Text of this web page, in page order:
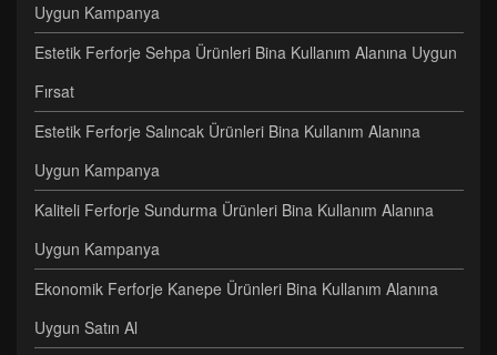
Uygun Kampanya
Estetik Ferforje Sehpa Ürünleri Bina Kullanım Alanına Uygun
Fırsat
Estetik Ferforje Salıncak Ürünleri Bina Kullanım Alanına
Uygun Kampanya
Kaliteli Ferforje Sundurma Ürünleri Bina Kullanım Alanına
Uygun Kampanya
Ekonomik Ferforje Kanepe Ürünleri Bina Kullanım Alanına
Uygun Satın Al